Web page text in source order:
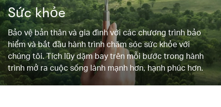
Sức khỏe
Bảo vệ bản thân và gia đình với các chương trình bảo
hiểm và bắt đầu hành trình chăm sóc sức khỏe với
chúng tôi. Tích lũy dặm bay trên mỗi bước trong hành
trình mở ra cuộc sống lành mạnh hơn, hạnh phúc hơn.